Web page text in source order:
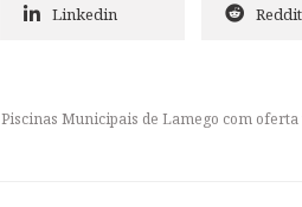
Linkedin Reddit
Piscinas Municipais de Lamego com